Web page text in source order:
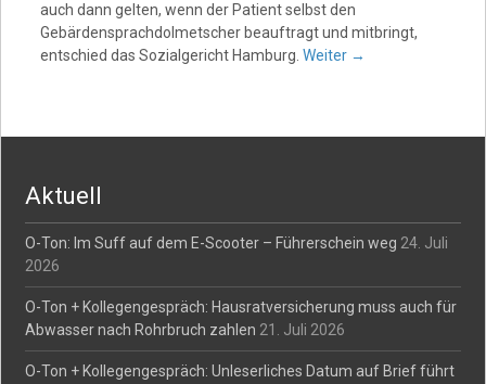
auch dann gelten, wenn der Patient selbst den
Gebärdensprachdolmetscher beauftragt und mitbringt,
entschied das Sozialgericht Hamburg. Weiter →
Aktuell
O-Ton: Im Suff auf dem E-Scooter – Führerschein weg 24. Juli
2026
O-Ton + Kollegengespräch: Hausratversicherung muss auch für
Abwasser nach Rohrbruch zahlen 21. Juli 2026
O-Ton + Kollegengespräch: Unleserliches Datum auf Brief führt